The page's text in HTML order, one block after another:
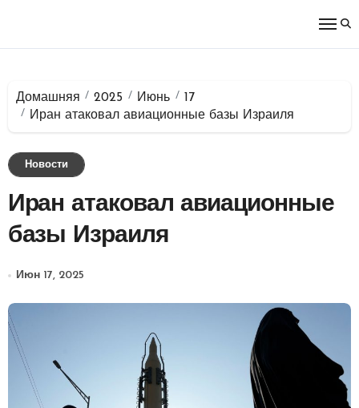
Домашняя 2025 Июнь
17
Иран атаковал авиационные базы Израиля
Новости
Иран атаковал авиационные
базы Израиля
Июн 17, 2025